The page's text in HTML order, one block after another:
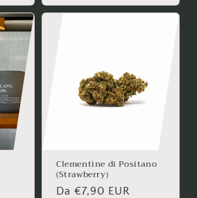
Clementine di Positano
(Strawberry)
Prezzo
Da €7,90 EUR